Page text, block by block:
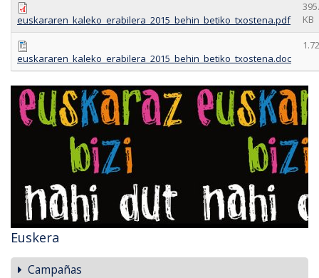
euskararen_kaleko_erabilera_2015_behin_betiko_txostena.pdf
KB
euskararen_kaleko_erabilera_2015_behin_betiko_txostena.doc
Euskera
Campañas